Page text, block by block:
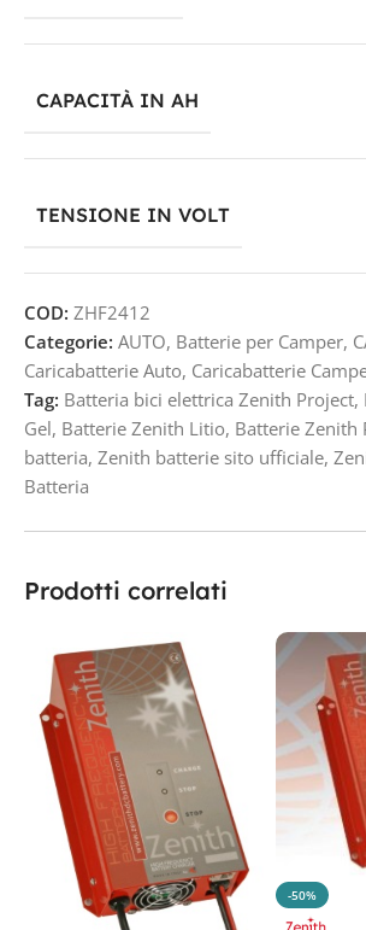
CAPACITÀ IN AH
TENSIONE IN VOLT
COD: ZHF2412
Categorie: AUTO, Batterie per Camper,
Caricabatterie Auto, Caricabatterie
Tag: Batteria bici elettrica Zenith Project,
Gel, Batterie Zenith Litio, Batterie Zenith
batteria, Zenith batterie sito ufficiale,
Batteria
Prodotti correlati
-50%